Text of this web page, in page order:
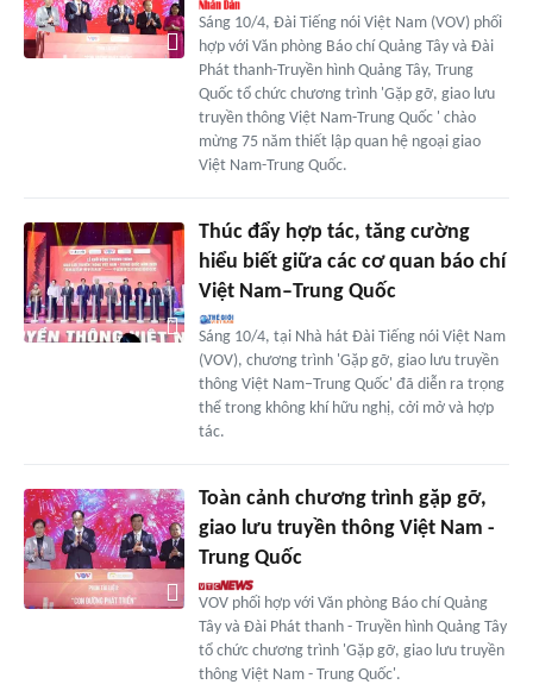
Sáng 10/4, Đài Tiếng nói Việt Nam (VOV) phối
hợp với Văn phòng Báo chí Quảng Tây và Đài
Phát thanh-Truyền hình Quảng Tây, Trung
Quốc tổ chức chương trình 'Gặp gỡ, giao lưu
truyền thông Việt Nam-Trung Quốc ' chào
mừng 75 năm thiết lập quan hệ ngoại giao
Việt Nam-Trung Quốc.
Thúc đẩy hợp tác, tăng cường
hiểu biết giữa các cơ quan báo chí
Việt Nam–Trung Quốc
Sáng 10/4, tại Nhà hát Đài Tiếng nói Việt Nam
(VOV), chương trình 'Gặp gỡ, giao lưu truyền
thông Việt Nam–Trung Quốc' đã diễn ra trọng
thể trong không khí hữu nghị, cởi mở và hợp
tác.
Toàn cảnh chương trình gặp gỡ,
giao lưu truyền thông Việt Nam -
Trung Quốc
VOV phối hợp với Văn phòng Báo chí Quảng
Tây và Đài Phát thanh - Truyền hình Quảng Tây
tổ chức chương trình 'Gặp gỡ, giao lưu truyền
thông Việt Nam - Trung Quốc'.